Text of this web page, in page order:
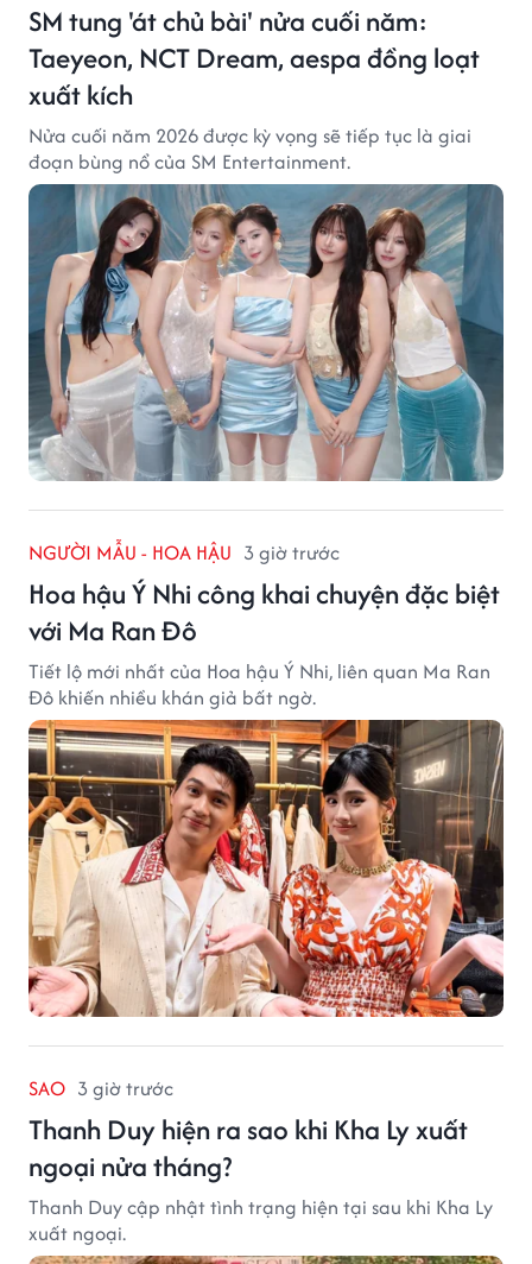
SM tung 'át chủ bài' nửa cuối năm:
Taeyeon, NCT Dream, aespa đồng loạt
xuất kích
Nửa cuối năm 2026 được kỳ vọng sẽ tiếp tục là giai
đoạn bùng nổ của SM Entertainment.
NGƯỜI MẪU - HOA HẬU 3 giờ trước
Hoa hậu Ý Nhi công khai chuyện đặc biệt
với Ma Ran Đô
Tiết lộ mới nhất của Hoa hậu Ý Nhi, liên quan Ma Ran
Đô khiến nhiều khán giả bất ngờ.
SAO 3 giờ trước
Thanh Duy hiện ra sao khi Kha Ly xuất
ngoại nửa tháng?
Thanh Duy cập nhật tình trạng hiện tại sau khi Kha Ly
xuất ngoại.